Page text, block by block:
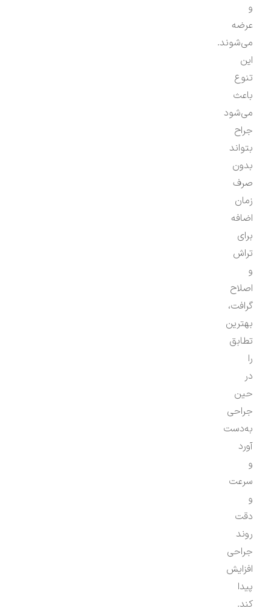
و
عرضه
می‌شوند.
این
تنوع
باعث
می‌شود
جراح
بتواند
بدون
صرف
زمان
اضافه
برای
تراش
و
اصلاح
گرافت،
بهترین
تطابق
را
در
حین
جراحی
به‌دست
آورد
و
سرعت
و
دقت
روند
جراحی
افزایش
پیدا
کند.